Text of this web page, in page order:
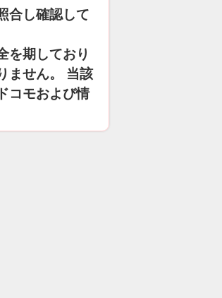
合し確認して
を期しており
ません。 当該
コモおよび情